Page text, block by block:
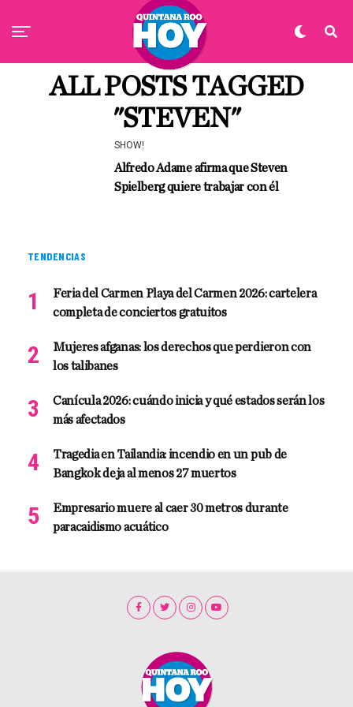
ALL POSTS TAGGED
"STEVEN"
SHOW!
Alfredo Adame afirma que Steven
Spielberg quiere trabajar con él
TENDENCIAS
Feria del Carmen Playa del Carmen 2026: cartelera
completa de conciertos gratuitos
Mujeres afganas: los derechos que perdieron con
los talibanes
Canícula 2026: cuándo inicia y qué estados serán los
más afectados
Tragedia en Tailandia: incendio en un pub de
Bangkok deja al menos 27 muertos
Empresario muere al caer 30 metros durante
paracaidismo acuático